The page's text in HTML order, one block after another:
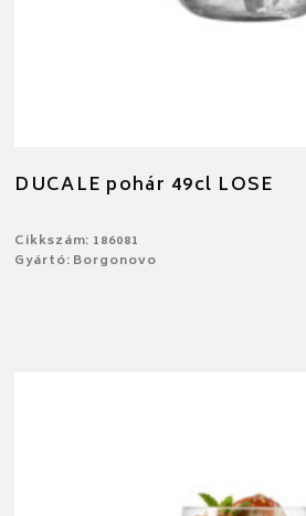
DUCALE pohár 49cl LOSE
Cikkszám: 186081
Gyártó: Borgonovo